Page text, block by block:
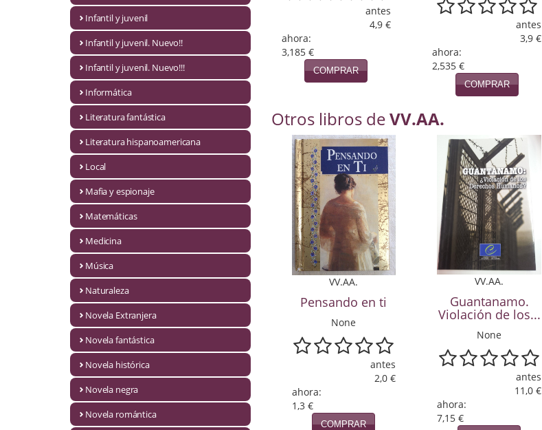
Guerra Civil Española
Infantil y juvenil
Infantil y juvenil. Nuevo!!
Infantil y juvenil. Nuevo!!!
Literatura fantástica
Literatura hispanoamericana
Mafia y espionaje
Infantil y juvenil
Infantil y juvenil. Nuevo!!
Infantil y juvenil. Nuevo!!!
Informática
Literatura fantástica
Literatura hispanoamericana
Local
Mafia y espionaje
Matemáticas
Medicina
Música
Naturaleza
Novela Extranjera
Novela fantástica
Novela histórica
Novela negra
Novela romántica
antes
4,9 €
ahora:
3,185 €
COMPRAR
antes
3,9 €
ahora:
2,535 €
COMPRAR
Otros libros deVV.AA.
VV.AA.
Pensando en ti
None
antes
2,0 €
ahora:
1,3 €
COMPRAR
VV.AA.
Guantanamo.
Violación de los...
None
antes
11,0 €
ahora:
7,15 €